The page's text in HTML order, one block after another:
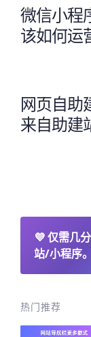
微信小程
该如何运
网页自助
来自助建
💜仅需几
站/小程序。
热门推荐